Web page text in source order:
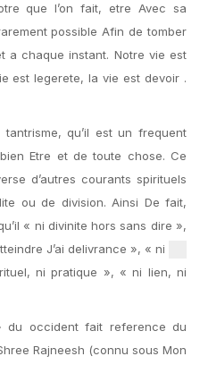
que l’on fait, etre Avec sa
possible Afin de tomber
a chaque instant. Notre vie est
est legerete, la vie est devoir .
tantrisme, qu’il est un frequent
Etre et de toute chose. Ce
d’autres courants spirituels
ou de division. Ainsi De fait,
« ni divinite hors sans dire »,
J’ai delivrance », « ni
ni pratique », « ni lien, ni
du occident fait reference du
Rajneesh (connu sous Mon